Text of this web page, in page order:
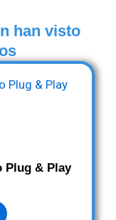
han visto
Plug & Play